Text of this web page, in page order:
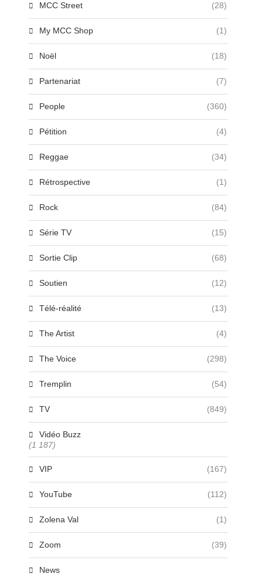
Michèle Domi, référence de
MCC Street (28)
My MCC Shop (1)
Noël (18)
Partenariat (7)
People (360)
Pétition (4)
Reggae (34)
Rétrospective (1)
Rock (84)
Série TV (15)
Sortie Clip (68)
Soutien (12)
Télé-réalité (13)
The Artist (4)
The Voice (298)
Tremplin (54)
TV (849)
Vidéo Buzz
(1 187)
VIP (167)
YouTube (112)
Zolena Val (1)
Zoom (39)
News